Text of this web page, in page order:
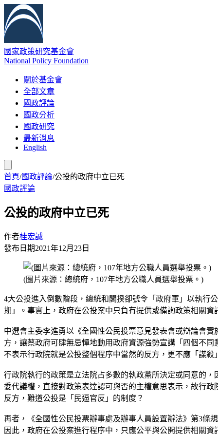
國家政策研究基金會
National Policy Foundation
關於基金會
全部文章
國政評論
國政分析
國政研究
最新消息
English
首頁/國政評論/公投的政府中立已死
國政評論
公投的政府中立已死
作者桂宏誠
發布日期2021年12月23日
(圖片來源：總統府，107年地方公職人員選舉投票。)
4大公投進入倒數階段，總統和閣揆卻號令「政府軍」以執行
期」。事實上，政府在公投案中只負有提供或備詢政策相關
中選會主委李進勇以《全國性公民投票意見發表會或辯論會
方，讓蔡政府可肆無忌憚地動用政府資源強勢宣講「四個不
不表示行政院就是公投整個程序中當然的反方，更不應「謀殺
行政院執行的政策是立法院占多數的執政黨所決定或同意的
委代議權，直接對政策表達認可與否的主權意思表示，故行
反方，難道公投是「民逼官反」的制度？
再者，《全國性公民投票辦事處及辦事人員設置辦法》第3條
因此，政府在公投案進行程序中，只應公平與公開提供相關